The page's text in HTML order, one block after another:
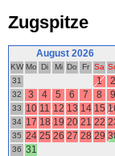
Zugspitze
August 2026
KW Mo Di Mi Do Fr Sa
31
1 2
32 3 4 5 6 7 8 9
33 10 11 12 13 14 15
34 17 18 19 20 21 22
35 24 25 26 27 28 29
36 31